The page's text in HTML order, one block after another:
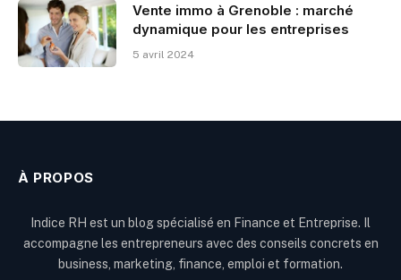
Vente immo à Grenoble : marché
dynamique pour les entreprises
5 avril 2024
À PROPOS
Indice RH est un blog spécialisé en Finance et Entreprise. Il
accompagne les entrepreneurs avec des conseils concrets en
business, marketing, finance, emploi et formation.